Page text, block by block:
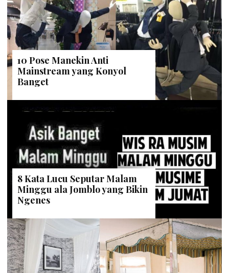
10 Pose Manekin Anti
Mainstream yang Konyol
Banget
8 Kata Lucu Seputar Malam
Minggu ala Jomblo yang Bikin
Ngenes